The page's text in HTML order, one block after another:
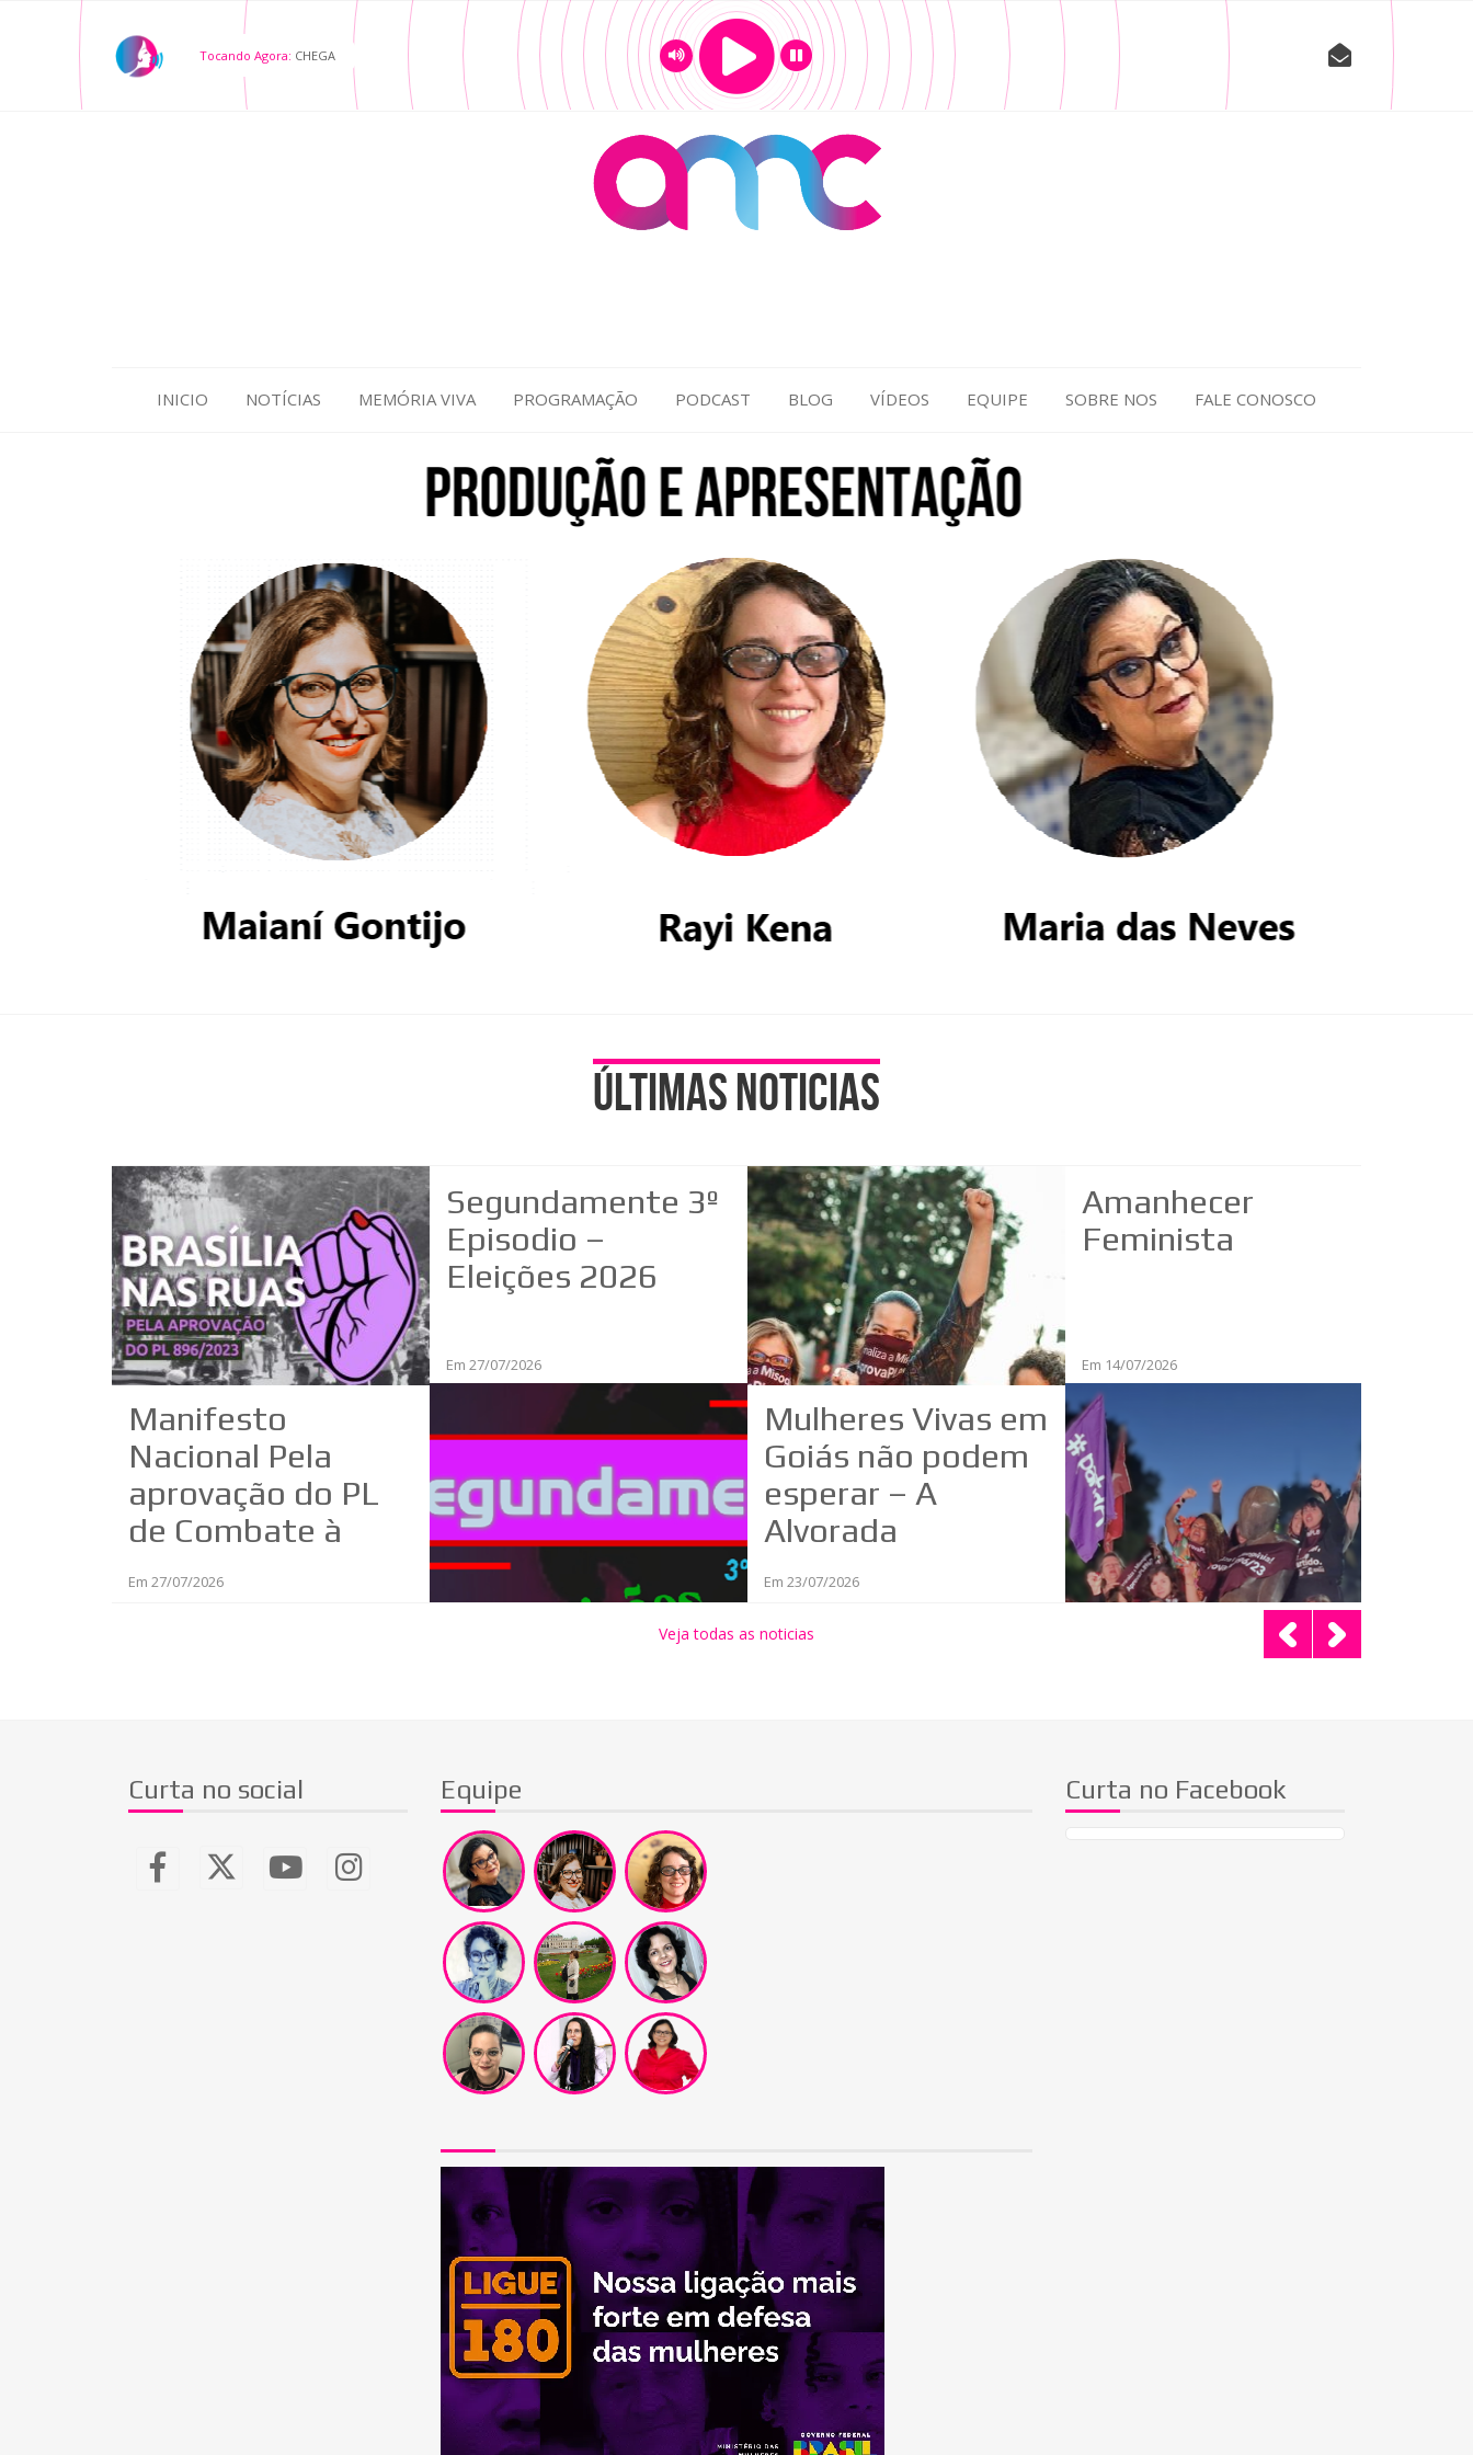
Tocando Agora: CHEGA
INICIO NOTÍCIAS MEMÓRIA VIVA PROGRAMAÇÃO PODCAST BLOG VÍDEOS EQUIPE SOBRE NOS FALE CONOSCO
Últimas noticias
Manifesto
Nacional Pela
aprovação do PL
de Combate à
Misoginia (PL
Em 27/07/2026
Segundamente 3º
Episodio –
Eleições 2026
Em 27/07/2026
Mulheres Vivas em
Goiás não podem
esperar – A
Alvorada
Feminista e a
aprovar o PL da
Em 23/07/2026
Amanhecer
Feminista
Em 14/07/2026
Veja todas as noticias
Curta no social Equipe Curta no Facebook